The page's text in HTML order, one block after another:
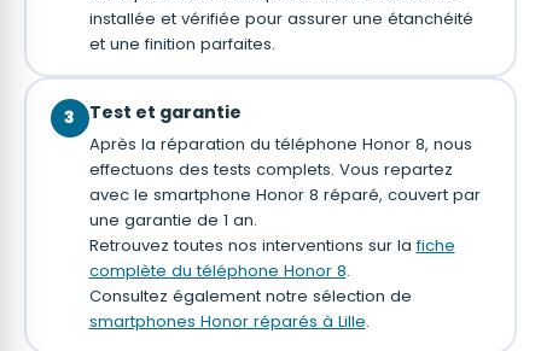
installée et vérifiée pour assurer une étanchéité
et une finition parfaites.
3 Test et garantie
Après la réparation du téléphone Honor 8, nous
effectuons des tests complets. Vous repartez
avec le smartphone Honor 8 réparé, couvert par
une garantie de 1 an.
Retrouvez toutes nos interventions sur lafiche
complète du téléphone Honor 8.
Consultez également notre sélection de
smartphones Honor réparés à Lille.